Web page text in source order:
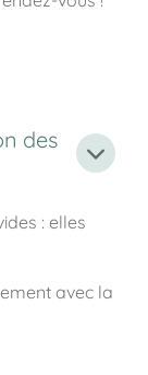
des
: elles
avec la